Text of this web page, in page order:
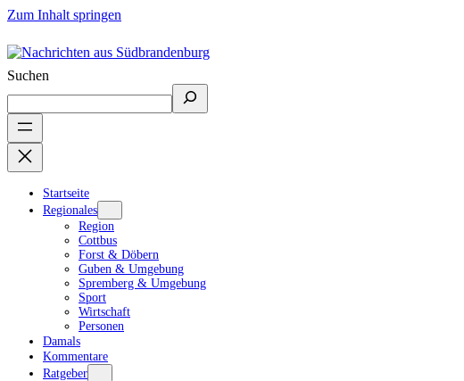
Zum Inhalt springen
Suchen
Startseite
Regionales
Region
Cottbus
Forst & Döbern
Guben & Umgebung
Spremberg & Umgebung
Sport
Wirtschaft
Personen
Damals
Kommentare
Ratgeber